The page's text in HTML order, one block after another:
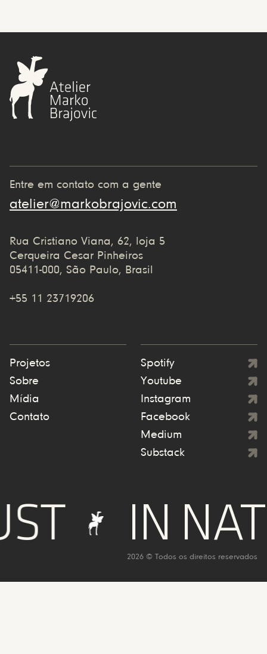
Entre em contato com a gente
atelier@markobrajovic.com
Rua Cristiano Viana, 62, loja 5
Cerqueira Cesar Pinheiros
05411-000, São Paulo, Brasil
+55 11 23719206
Projetos
Sobre
Mídia
Contato
Spotify
Youtube
Instagram
Facebook
Medium
Substack
IN
2026 © Todos os direitos reservados